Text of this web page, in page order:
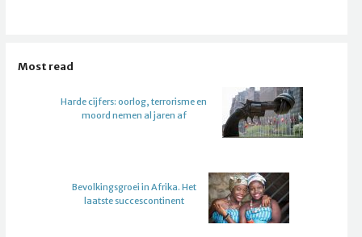
Most read
Harde cijfers: oorlog, terrorisme en
moord nemen al jaren af
Bevolkingsgroei in Afrika. Het
laatste succescontinent